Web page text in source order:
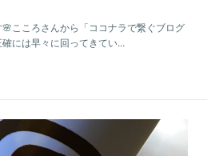
こころさんから「ココナラで繋ぐブログ
には早々に回ってきてい...